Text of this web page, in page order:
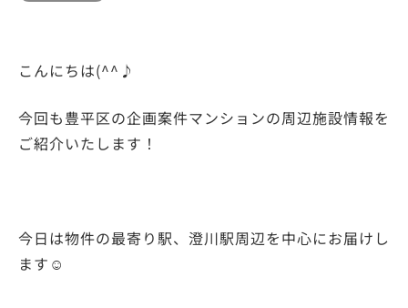
こんにちは(^^♪
今回も豊平区の企画案件マンションの周辺施設情報を
ご紹介いたします！
今日は物件の最寄り駅、澄川駅周辺を中心にお届けし
ます☺